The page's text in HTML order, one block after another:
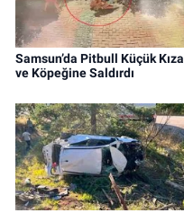
Samsun’da Pitbull Küçük Kıza
ve Köpeğine Saldırdı